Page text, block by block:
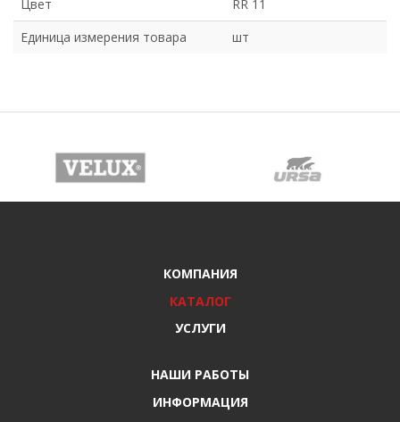
Цвет
RR 11
Единица измерения товара
шт
КОМПАНИЯ
КАТАЛОГ
УСЛУГИ
НАШИ РАБОТЫ
ИНФОРМАЦИЯ